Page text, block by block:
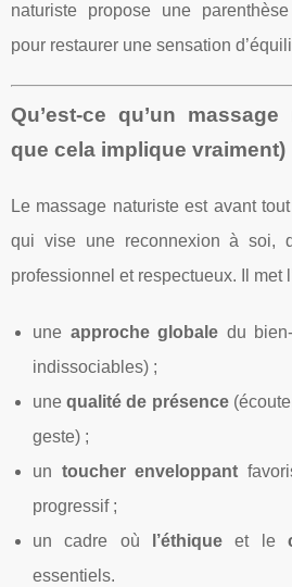
naturiste propose une
pour restaurer une sensation
Qu’est-ce qu’un
que cela implique vraiment)
Le massage naturiste est avant
qui vise une reconnexion à soi,
professionnel et respectueux. Il met
une approche globale du
indissociables) ;
unequalité de présence
geste) ;
un toucher enveloppant
progressif ;
un cadre où
l’éthique et le
essentiels.